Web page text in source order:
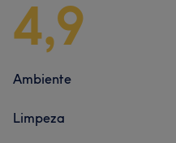
4,9
Ambiente
Limpeza